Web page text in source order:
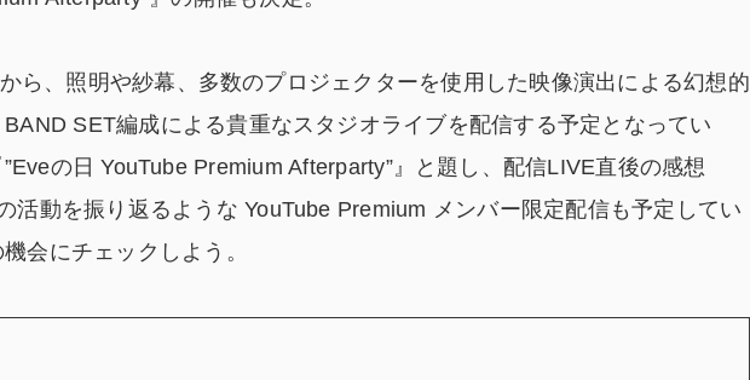
ら、照明や紗幕、多数のプロジェクターを使用した映像演出による幻想的
SET編成による貴重なスタジオライブを配信する予定となってい
の日 YouTube Premium Afterparty”』と題し、配信LIVE直後の感想
活動を振り返るような YouTube Premium メンバー限定配信も予定してい
会にチェックしよう。